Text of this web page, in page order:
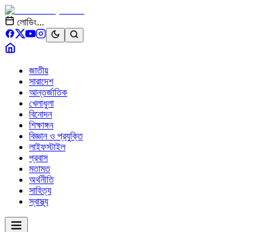
লোডিং...
জাতীয়
সারাদেশ
আন্তর্জাতিক
খেলাধুলা
বিনোদন
শিক্ষাঙ্গন
বিজ্ঞান ও প্রযুক্তি
লাইফস্টাইল
প্রবাস
মতামত
অর্থনীতি
সাহিত্য
স্বাস্থ্য